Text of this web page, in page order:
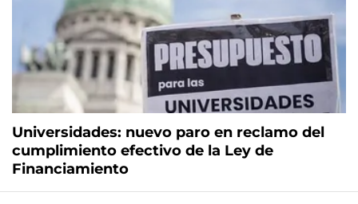
Universidades: nuevo paro en reclamo del
cumplimiento efectivo de la Ley de
Financiamiento